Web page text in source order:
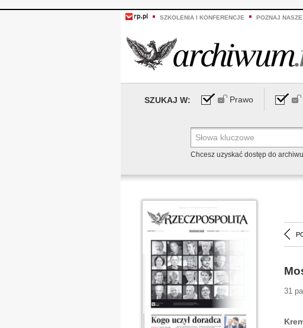
SZKOLENIA I KONFERENCJE POZNAJ
SZUKAJ W: Prawo
Chcesz uzyskać dostęp do
31